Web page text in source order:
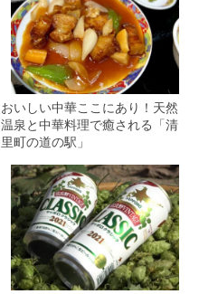
おいしい中華ここにあり！天然
温泉と中華料理で癒される「清
里町の道の駅」